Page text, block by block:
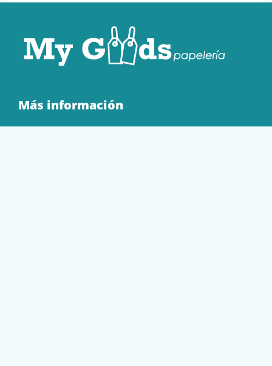
Más información